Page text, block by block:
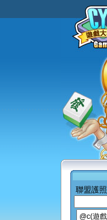
聯盟護照